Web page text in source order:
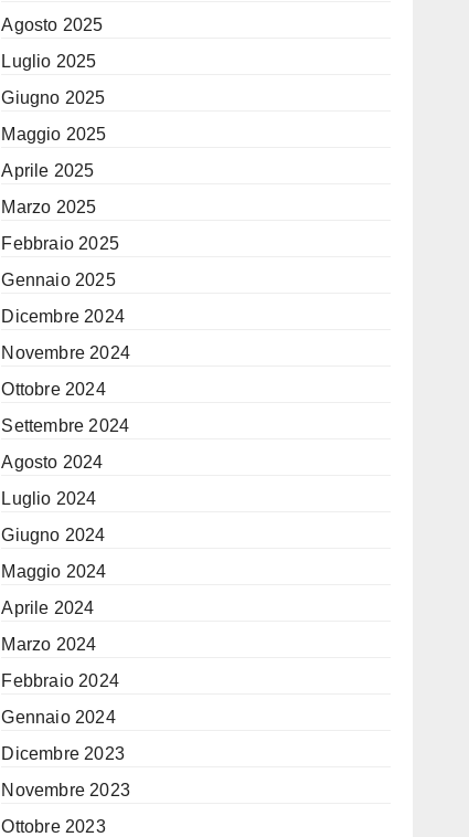
Agosto 2025
Luglio 2025
Giugno 2025
Maggio 2025
Aprile 2025
Marzo 2025
Febbraio 2025
Gennaio 2025
Dicembre 2024
Novembre 2024
Ottobre 2024
Settembre 2024
Agosto 2024
Luglio 2024
Giugno 2024
Maggio 2024
Aprile 2024
Marzo 2024
Febbraio 2024
Gennaio 2024
Dicembre 2023
Novembre 2023
Ottobre 2023